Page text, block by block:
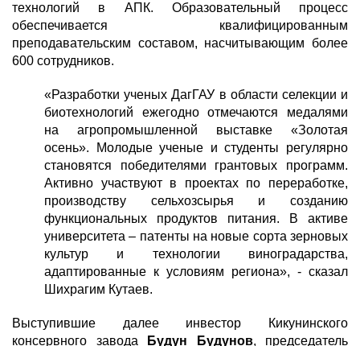
технологий в АПК. Образовательный процесс
обеспечивается квалифицированным
преподавательским составом, насчитывающим более
600 сотрудников.
«Разработки ученых ДагГАУ в области селекции и
биотехнологий ежегодно отмечаются медалями
на агропромышленной выставке «Золотая
осень». Молодые ученые и студенты регулярно
становятся победителями грантовых программ.
Активно участвуют в проектах по переработке,
производству сельхозсырья и созданию
функциональных продуктов питания. В активе
университета – патенты на новые сорта зерновых
культур и технологии виноградарства,
адаптированные к условиям региона», - сказал
Шихрагим Кутаев.
Выступившие далее инвестор Кикунинского
консервного завода
Будун Будунов, председатель